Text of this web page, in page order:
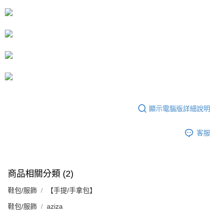
顯示電腦版詳細說明
客服
商品相關分類 (2)
鞋包/服飾 【手提/手拿包】
鞋包/服飾 aziza